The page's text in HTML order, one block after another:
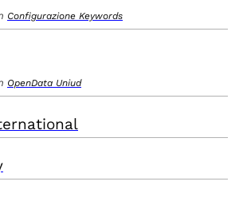
Configurazione Keywords
OpenData Uniud